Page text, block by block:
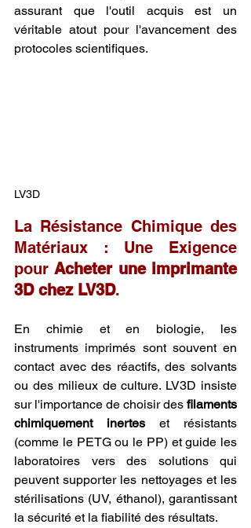
assurant que l'outil acquis est un
véritable atout pour l'avancement des
protocoles scientifiques.
LV3D
La Résistance Chimique des
Matériaux : Une Exigence
pour Acheter une imprimante
3D chez LV3D.
En chimie et en biologie, les
instruments imprimés sont souvent en
contact avec des réactifs, des solvants
ou des milieux de culture. LV3D insiste
sur l'importance de choisir des filaments
chimiquement inertes et résistants
(comme le PETG ou le PP) et guide les
laboratoires vers des solutions qui
peuvent supporter les nettoyages et les
stérilisations (UV, éthanol), garantissant
la sécurité et la fiabilité des résultats.